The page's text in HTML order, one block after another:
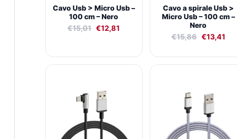
Cavo Usb > Micro Usb –
100 cm – Nero
€15,01 €12,81
Cavo a spirale Usb >
Micro Usb – 100 cm –
Nero
€15,86 €13,41
era:
era:
€12,57.